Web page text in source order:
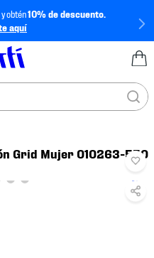
obtén10% de descuento.
aquí
Grid Mujer 010263-550